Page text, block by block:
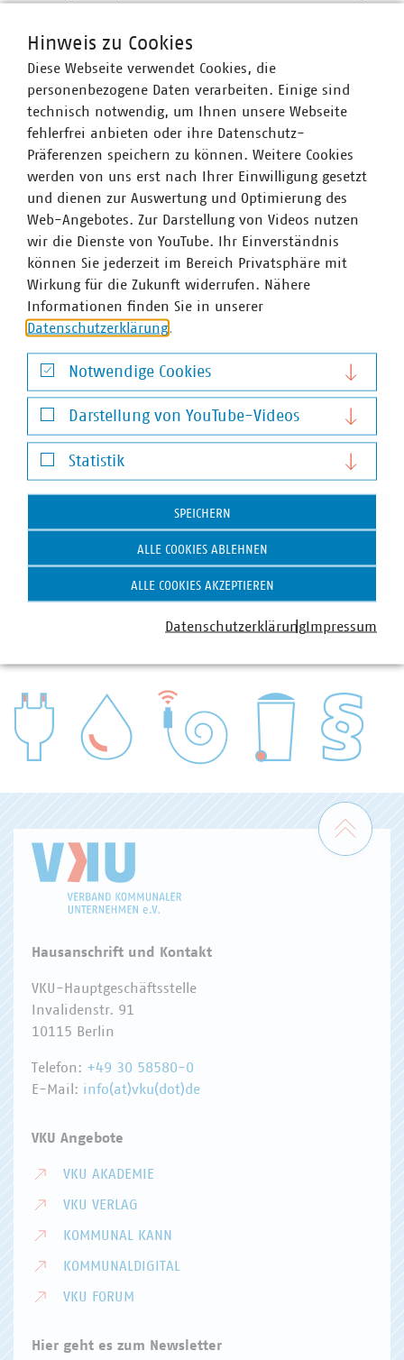
Instrumente auswählen können.
Die Infoschrift leistet einen Beitrag zur derzeit intensiv
geführten Debatte zur Förderung der Umsetzung der
europäischen Abfallhierarchie. In diesem Rahmen gibt es
auch Handlungsempfehlungen für die politischen
Entscheidungsträger.
Bestellen Sie die Information 92 zum Preis von 24 Euro
(für Mitglieder des VKU) bzw. 30 Euro (für Nichtmitglieder)
zzgl. MwSt. und Versandkosten über den VKU Shop
www.vku-shop.de.
Information 92
Handlungsoptionen öffentlich-
rechtlicher Entsorger
WASSER/ABWASSER
Zum
Hausanschrift und Kontakt
VKU-Hauptgeschäftsstelle
Invalidenstr. 91
10115 Berlin
Telefon: +49 30 58580-0
E-Mail: info(at)vku(dot)de
VKU Angebote
VKU AKADEMIE
VKU VERLAG
KOMMUNAL KANN
KOMMUNALDIGITAL
VKU FORUM
Hier geht es zum Newsletter
Hinweis zu Cookies
Diese Webseite verwendet Cookies, die
personenbezogene Daten verarbeiten. Einige sind
technisch notwendig, um Ihnen unsere Webseite
fehlerfrei anbieten oder ihre Datenschutz-
Präferenzen speichern zu können. Weitere Cookies
werden von uns erst nach Ihrer Einwilligung gesetzt
und dienen zur Auswertung und Optimierung des
Web-Angebotes. Zur Darstellung von Videos nutzen
wir die Dienste von YouTube. Ihr Einverständnis
können Sie jederzeit im Bereich Privatsphäre mit
Wirkung für die Zukunft widerrufen. Nähere
Informationen finden Sie in unserer
Datenschutzerklärung
Notwendige Cookies
Notwendige Cookies
Darstellung von YouTube-Videos
Darstellung von YouTube-Videos
Statistik
Statistik
SPEICHERN
ALLE COOKIES ABLEHNEN
ALLE COOKIES AKZEPTIEREN
DatenschutzerklärungImpressum